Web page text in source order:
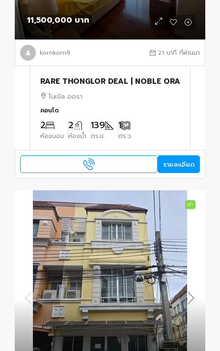
11,500,000 บาท
kornkorn9 21 นาที ที่ผ่านมา
RARE THONGLOR DEAL | NOBLE ORA
โนเบิล ออรา
คอนโด
2
ห้องนอน
2
ห้องน้ำ
139
ตร.ม.
1
ตร.ว.
รายละเอียด
เช่า